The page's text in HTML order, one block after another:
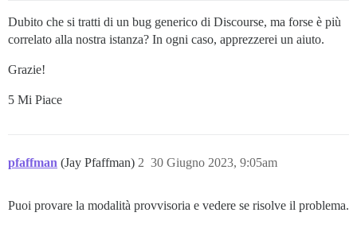
Dubito che si tratti di un bug generico di Discourse, ma forse è più
correlato alla nostra istanza? In ogni caso, apprezzerei un aiuto.
Grazie!
5 Mi Piace
pfaffman (Jay Pfaffman) 30 Giugno 2023, 9:05am
2
Puoi provare la modalità provvisoria e vedere se risolve il problema.